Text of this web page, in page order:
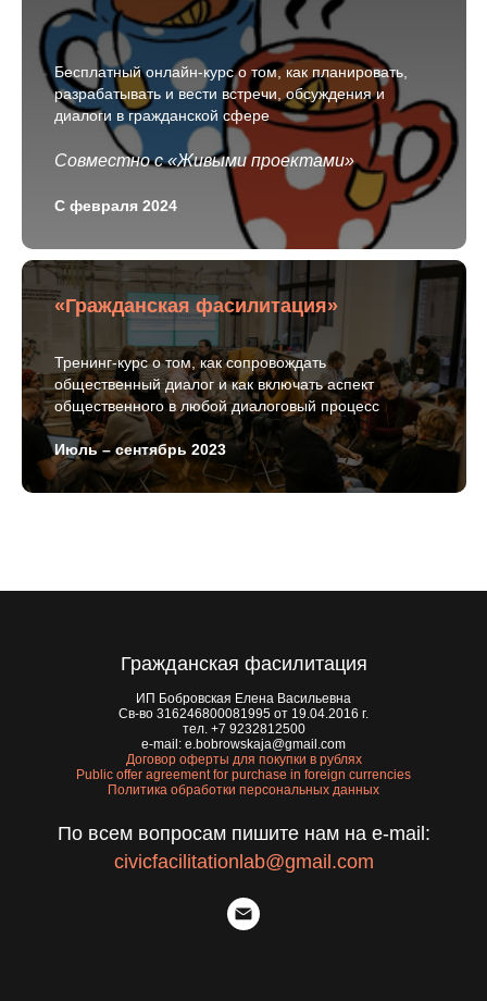
Бесплатный онлайн-курс о том, как планировать,
разрабатывать и вести встречи, обсуждения и
диалоги в гражданской сфере
Совместно с «Живыми проектами»
С февраля 2024
«Гражданская фасилитация»
Тренинг-курс о том, как сопровождать
общественный диалог и как включать аспект
общественного в любой диалоговый процесс
Июль – сентябрь 2023
Гражданская фасилитация
ИП Бобровская Елена Васильевна
Св-во 316246800081995 от 19.04.2016 г.
тел. +7 9232812500
e-mail: e.bobrowskaja@gmail.com
Договор оферты для покупки в рублях
Public offer agreement for purchase in foreign currencies
Политика обработки персональных данных
По всем вопросам пишите нам на e-mail:
civicfacilitationlab@gmail.com